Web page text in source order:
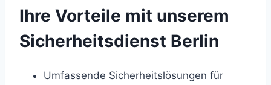
Ihre Vorteile mit unserem
Sicherheitsdienst Berlin
Umfassende Sicherheitslösungen für